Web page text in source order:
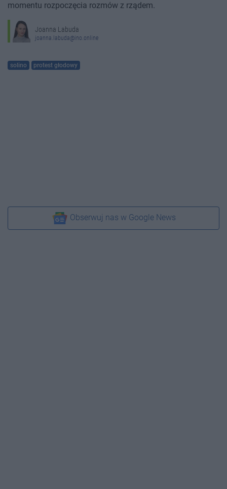
momentu rozpoczęcia rozmów z rządem.
Joanna Labuda
joanna.labuda@ino.online
solino protest głodowy
Obserwuj nas w Google News